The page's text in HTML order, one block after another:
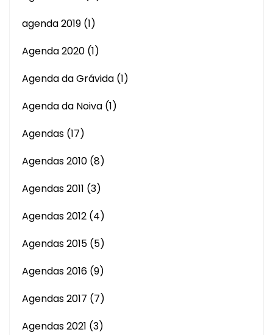
agenda 2019 (1)
Agenda 2020 (1)
Agenda da Grávida (1)
Agenda da Noiva (1)
Agendas (17)
Agendas 2010 (8)
Agendas 2011 (3)
Agendas 2012 (4)
Agendas 2015 (5)
Agendas 2016 (9)
Agendas 2017 (7)
Agendas 2021 (3)